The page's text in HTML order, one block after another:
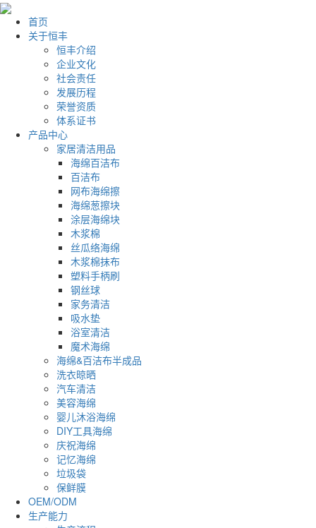
首页
关于恒丰
恒丰介绍
企业文化
社会责任
发展历程
荣誉资质
体系证书
产品中心
家居清洁用品
海绵百洁布
百洁布
网布海绵擦
海绵葱擦块
涂层海绵块
木浆棉
丝瓜络海绵
木浆棉抹布
塑料手柄刷
钢丝球
家务清洁
吸水垫
浴室清洁
魔术海绵
海绵&百洁布半成品
洗衣晾晒
汽车清洁
美容海绵
婴儿沐浴海绵
DIY工具海绵
庆祝海绵
记忆海绵
垃圾袋
保鲜膜
OEM/ODM
生产能力